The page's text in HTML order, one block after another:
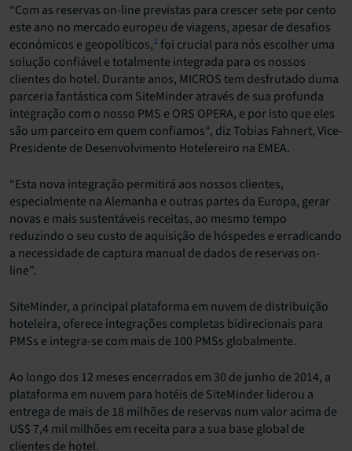
“Com as reservas on-line previstas para crescer sete por cento
este ano no mercado europeu de viagens, apesar de desafios
económicos e geopolíticos,1 foi crucial para nós escolher uma
solução confiável e totalmente integrada para os nossos
clientes do hotel. Durante anos, MICROS tem desfrutado duma
parceria fantástica com SiteMinder através de sua profunda
integração com o nosso PMS e ORS OPERA, e por isto que eles
são um parceiro em quem confiamos“, diz Tobias Fahnert, Vice-
Presidente de Desenvolvimento Hotelereiro na EMEA.
“Esta nova integração permitirá aos nossos clientes,
especialmente na Alemanha e outras partes da Europa, gerar
novas e mais sustentáveis receitas, ao mesmo tempo
reduzindo o seu custo de aquisição de hóspedes e erradicando
a necessidade de captura manual de dados de reservas on-
line”.
SiteMinder, a principal plataforma em nuvem de distribuição
hoteleira, oferece integrações completas bidirecionais para
PMSs e integra-se com mais de 100 PMSs globalmente.
Ao longo dos 12 meses encerrados em 30 de junho de 2014, a
plataforma em nuvem para hotéis de SiteMinder liderou a
entrega de mais de 18 milhões de reservas num valor acima de
US$ 7,4 mil milhões em receita para a sua base global de
clientes de hotel.